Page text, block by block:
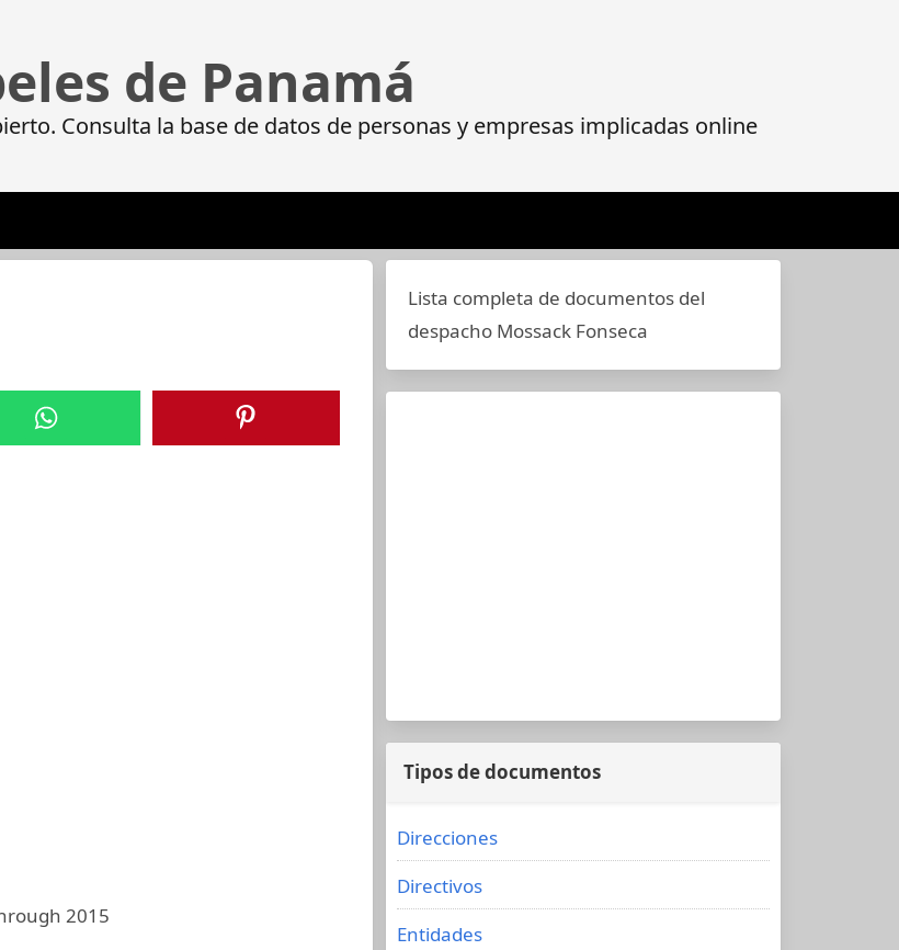
de Panamá
Consulta la base de datos de personas y empresas implicadas online
2015
Lista completa de documentos del
despacho Mossack Fonseca
Tipos de documentos
Direcciones
Directivos
Entidades